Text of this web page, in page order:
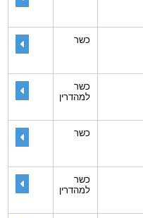
כשר
כשר
למהדרין
כשר
כשר
למהדרין